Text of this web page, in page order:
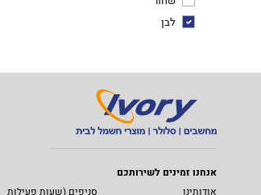
לבן
אנחנו זמינים לשירותכם
אודותינו
סניפים (שעות פעילות